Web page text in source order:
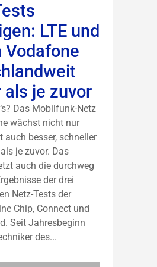
LTE und
Vodafone
als je zuvor
Das Mobilfunk-Netz
wächst nicht nur
auch besser, schneller
je zuvor. Das
auch die durchweg
der drei
Netz-Tests der
Chip, Connect und
Seit Jahresbeginn
des...